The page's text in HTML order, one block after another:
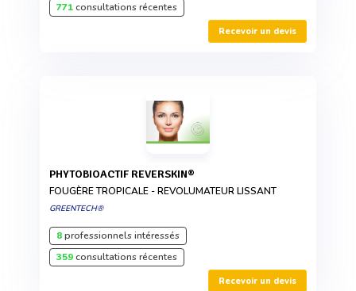
771consultations récentes
Recevoir un devis
PHYTOBIOACTIF REVERSKIN®
FOUGÈRE TROPICALE - REVOLUMATEUR LISSANT
GREENTECH®
8professionnels intéressés
359consultations récentes
Recevoir un devis